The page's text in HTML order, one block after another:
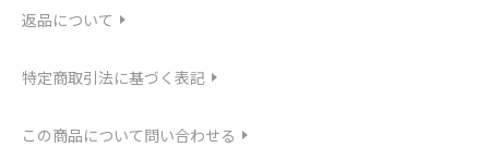
返品について
特定商取引法に基づく表記
この商品について問い合わせる